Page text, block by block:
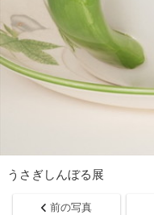
うさぎしんぼる展
前の写真